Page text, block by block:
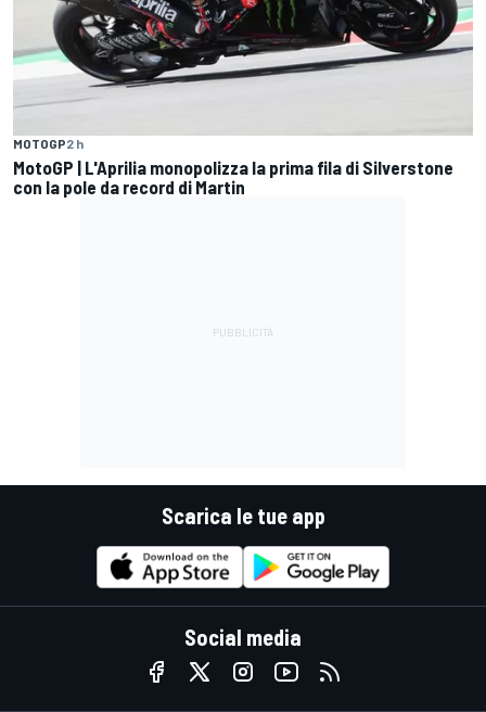
MOTOGP2 h
MotoGP | L'Aprilia monopolizza la prima fila di Silverstone
con la pole da record di Martin
Scarica le tue app
Social media